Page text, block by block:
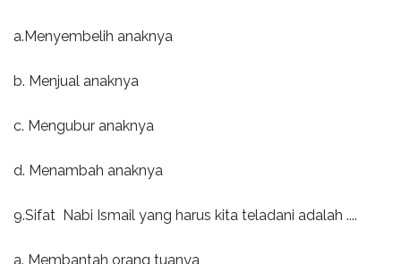
a.Menyembelih anaknya
b. Menjual anaknya
c. Mengubur anaknya
d. Menambah anaknya
9.Sifat Nabi Ismail yang harus kita teladani adalah ....
a. Membantah orang tuanya